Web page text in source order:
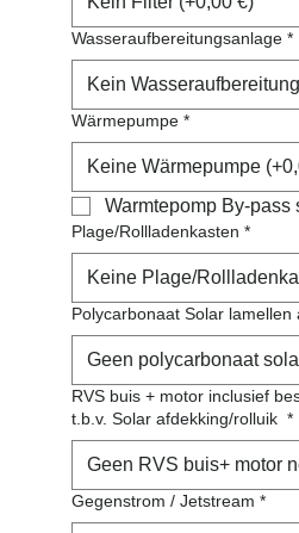
Wasseraufbereitungsanlage *
Wärmepumpe *
Warmtepomp By-pass
Plage/Rollladenkasten *
Polycarbonaat Solar lamellen
RVS buis + motor inclusief
t.b.v. Solar afdekking/rolluik *
Gegenstrom / Jetstream *